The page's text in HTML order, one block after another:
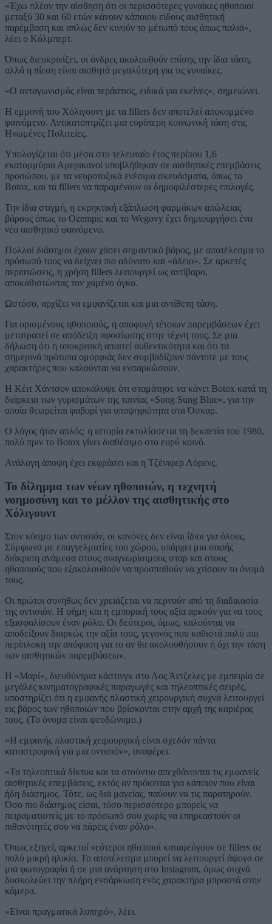
«Έχω πλέον την αίσθηση ότι οι περισσότερες γυναίκες ηθοποιοί
μεταξύ 30 και 60 ετών κάνουν κάποιου είδους αισθητική
παρέμβαση και απλώς δεν κινούν το μέτωπό τους όπως παλιά»,
λέει ο Κόλμπερτ.
Όπως διευκρινίζει, οι άνδρες ακολουθούν επίσης την ίδια τάση,
αλλά η πίεση είναι αισθητά μεγαλύτερη για τις γυναίκες.
«Ο ανταγωνισμός είναι τεράστιος, ειδικά για εκείνες», σημειώνει.
Η εμμονή του Χόλιγουντ με τα fillers δεν αποτελεί αποκομμένο
φαινόμενο. Αντικατοπτρίζει μια ευρύτερη κοινωνική τάση στις
Ηνωμένες Πολιτείες.
Υπολογίζεται ότι μέσα στο τελευταίο έτος περίπου 1,6
εκατομμύρια Αμερικανοί υποβλήθηκαν σε αισθητικές επεμβάσεις
προσώπου, με τα νευροτοξικά ενέσιμα σκευάσματα, όπως το
Botox, και τα fillers να παραμένουν οι δημοφιλέστερες επιλογές.
Την ίδια στιγμή, η εκρηκτική εξάπλωση φαρμάκων απώλειας
βάρους όπως το Ozempic και το Wegovy έχει δημιουργήσει ένα
νέο αισθητικό φαινόμενο.
Πολλοί διάσημοι έχουν χάσει σημαντικό βάρος, με αποτέλεσμα το
πρόσωπό τους να δείχνει πιο αδύνατο και «άδειο». Σε αρκετές
περιπτώσεις, η χρήση fillers λειτουργεί ως αντίβαρο,
αποκαθιστώντας τον χαμένο όγκο.
Ωστόσο, αρχίζει να εμφανίζεται και μια αντίθετη τάση.
Για ορισμένους ηθοποιούς, η αποφυγή τέτοιων παρεμβάσεων έχει
μετατραπεί σε απόδειξη αφοσίωσης στην τέχνη τους. Σε μια
δήλωση ότι η υποκριτική απαιτεί αυθεντικότητα και ότι τα
σημερινά πρότυπα ομορφιάς δεν συμβαδίζουν πάντοτε με τους
χαρακτήρες που καλούνται να ενσαρκώσουν.
Η Κέιτ Χάντσον αποκάλυψε ότι σταμάτησε να κάνει Botox κατά τη
διάρκεια των γυρισμάτων της ταινίας «Song Sung Blue», για την
οποία θεωρείται φαβορί για υποψηφιότητα στα Όσκαρ.
Ο λόγος ήταν απλός: η ιστορία εκτυλίσσεται τη δεκαετία του 1980,
πολύ πριν το Botox γίνει διαθέσιμο στο ευρύ κοινό.
Ανάλογη άποψη έχει εκφράσει και η Τζένιφερ Λόρενς.
Το δίλημμα των νέων ηθοποιών, η τεχνητή
νοημοσύνη και το μέλλον της αισθητικής στο
Χόλιγουντ
Στον κόσμο των οντισιόν, οι κανόνες δεν είναι ίδιοι για όλους.
Σύμφωνα με επαγγελματίες του χώρου, υπάρχει μια σαφής
διάκριση ανάμεσα στους αναγνωρίσιμους σταρ και στους
ηθοποιούς που εξακολουθούν να προσπαθούν να χτίσουν το όνομά
τους.
Οι πρώτοι συνήθως δεν χρειάζεται να περνούν από τη διαδικασία
της οντισιόν. Η φήμη και η εμπορική τους αξία αρκούν για να τους
εξασφαλίσουν έναν ρόλο. Οι δεύτεροι, όμως, καλούνται να
αποδείξουν διαρκώς την αξία τους, γεγονός που καθιστά πολύ πιο
περίπλοκη την απόφαση για το αν θα ακολουθήσουν ή όχι την τάση
των αισθητικών παρεμβάσεων.
Η «Μαρί», διευθύντρια κάστινγκ στο Λος Άντζελες με εμπειρία σε
μεγάλες κινηματογραφικές παραγωγές και τηλεοπτικές σειρές,
υποστηρίζει ότι η εμφανής πλαστική χειρουργική συχνά λειτουργεί
εις βάρος των ηθοποιών που βρίσκονται στην αρχή της καριέρας
τους. (Το όνομα είναι ψευδώνυμο.)
«Η εμφανής πλαστική χειρουργική είναι σχεδόν πάντα
καταστροφική για μια οντισιόν», αναφέρει.
«Τα τηλεοπτικά δίκτυα και τα στούντιο απεχθάνονται τις εμφανείς
αισθητικές επεμβάσεις, εκτός αν πρόκειται για κάποιον που είναι
ήδη διάσημος. Τότε, ως διά μαγείας, παύουν να τις παρατηρούν.
Όσο πιο διάσημος είσαι, τόσο περισσότερο μπορείς να
πειραματιστείς με το πρόσωπό σου χωρίς να επηρεαστούν οι
πιθανότητές σου να πάρεις έναν ρόλο».
Όπως εξηγεί, αρκετοί νεότεροι ηθοποιοί καταφεύγουν σε fillers σε
πολύ μικρή ηλικία. Το αποτέλεσμα μπορεί να λειτουργεί άψογα σε
μια φωτογραφία ή σε μια ανάρτηση στο Instagram, όμως συχνά
δυσκολεύει την πλήρη ενσάρκωση ενός χαρακτήρα μπροστά στην
κάμερα.
«Είναι πραγματικά λυπηρό», λέει.